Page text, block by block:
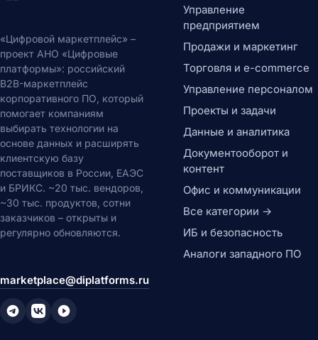
«Цифровой маркетплейс» –
проект АНО «Цифровые
платформы»: российский
B2B-маркетплейс
корпоративного ПО, который
помогает компаниям
выбирать технологии на
основе данных и расширять
клиентскую базу
поставщиков в России, ЕАЭС
и БРИКС. ~20 тыс. вендоров,
~30 тыс. продуктов, сотни
заказчиков – открыты и
регулярно обновляются.
marketplace@diplatforms.ru
Управление
предприятием
Продажи и маркетинг
Торговля и e-commerce
Управление персоналом
Проекты и задачи
Данные и аналитика
Документооборот и
контент
Офис и коммуникации
Все категории →
ИБ и безопасность
Аналоги западного ПО